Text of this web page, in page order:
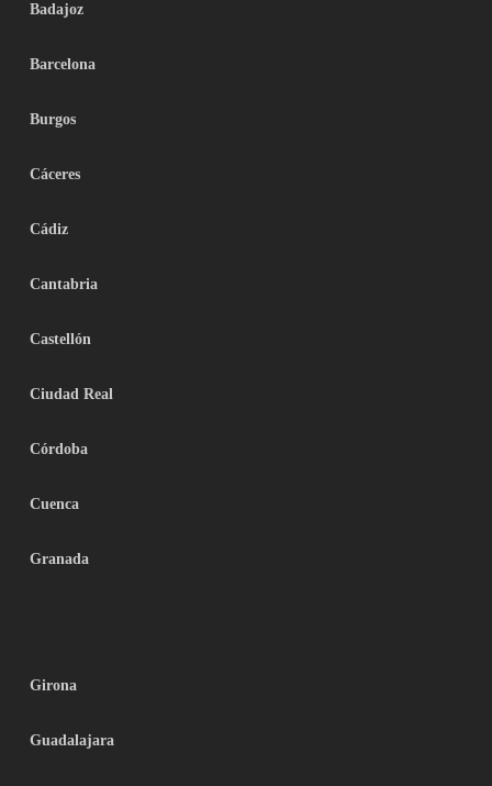
Badajoz
Barcelona
Burgos
Cáceres
Cádiz
Cantabria
Castellón
Ciudad Real
Córdoba
Cuenca
Granada
Girona
Guadalajara